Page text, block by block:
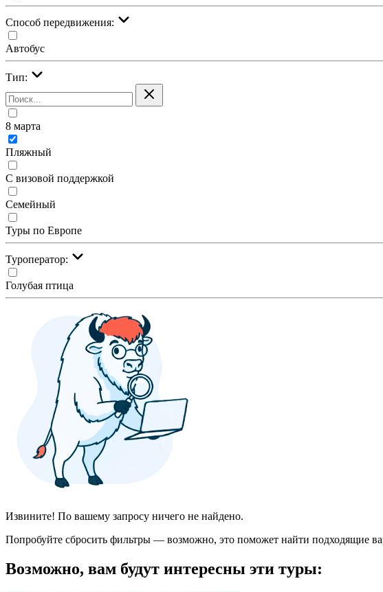
Cпособ передвижения:
Автобус
Тип:
8 марта
Пляжный
С визовой поддержкой
Семейный
Туры по Европе
Туроператор:
Голубая птица
Извините! По вашему запросу ничего не найдено.
Попробуйте сбросить фильтры — возможно, это поможет найти подходящие
Возможно, вам будут интересны эти туры: